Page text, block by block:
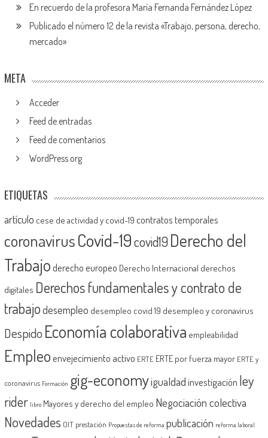
En recuerdo de la profesora María Fernanda Fernández López
Publicado el número 12 de la revista «Trabajo, persona, derecho,
mercado»
META
Acceder
Feed de entradas
Feed de comentarios
WordPress.org
ETIQUETAS
artículo cese de actividad y covid-19 contratos temporales
coronavirusCovid-19covid19 Derecho del
Trabajoderecho europeo Derecho Internacional derechos
digitales Derechos fundamentales y contrato de
trabajodesempleo desempleo covid 19 desempleo y coronavirus
Despido Economía colaborativa empleabilidad
Empleoenvejecimiento activo ERTE ERTE por fuerza mayor ERTE y
coronavirus Formación gig-economyigualdadinvestigación ley
rider libro Mayores y derecho del empleo Negociación colectiva
Novedades OIT prestación Propuestas de reforma publicación reforma laboral